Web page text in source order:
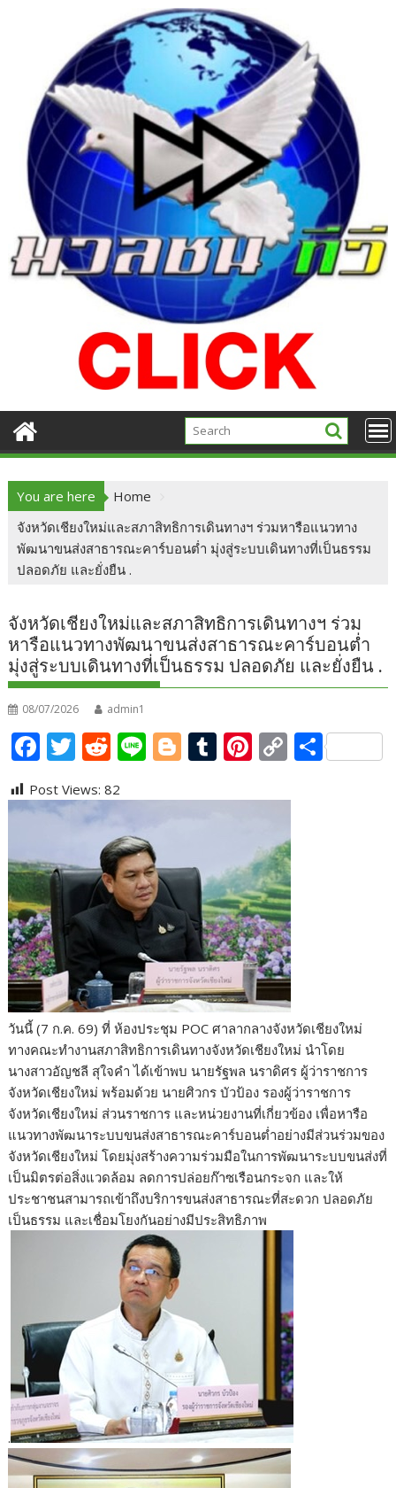
You are here
Home
จังหวัดเชียงใหม่และสภาสิทธิการเดินทางฯ ร่วมหารือแนวทาง
พัฒนาขนส่งสาธารณะคาร์บอนต่ำ มุ่งสู่ระบบเดินทางที่เป็นธรรม
ปลอดภัย และยั่งยืน .
จังหวัดเชียงใหม่และสภาสิทธิการเดินทางฯ ร่วม
หารือแนวทางพัฒนาขนส่งสาธารณะคาร์บอนต่ำ
มุ่งสู่ระบบเดินทางที่เป็นธรรม ปลอดภัย และยั่งยืน .
08/07/2026 admin1
F
e
o
o
k
T
itt
er
R
d
di
t
Li
e
Bl
g
er
T
m
Pi
er
st
C
p
y
Li
n
k
S
Post Views: 82
วันนี้ (7 ก.ค. 69) ที่ ห้องประชุม POC ศาลากลางจังหวัดเชียงใหม่
ทางคณะทำงานสภาสิทธิการเดินทางจังหวัดเชียงใหม่ นำโดย
นางสาวอัญชลี สุใจคำ ได้เข้าพบ นายรัฐพล นราดิศร ผู้ว่าราชการ
จังหวัดเชียงใหม่ พร้อมด้วย นายศิวกร บัวป้อง รองผู้ว่าราชการ
จังหวัดเชียงใหม่ ส่วนราชการ และหน่วยงานที่เกี่ยวข้อง เพื่อหารือ
แนวทางพัฒนาระบบขนส่งสาธารณะคาร์บอนต่ำอย่างมีส่วนร่วมของ
จังหวัดเชียงใหม่ โดยมุ่งสร้างความร่วมมือในการพัฒนาระบบขนส่งที่
เป็นมิตรต่อสิ่งแวดล้อม ลดการปล่อยก๊าซเรือนกระจก และให้
ประชาชนสามารถเข้าถึงบริการขนส่งสาธารณะที่สะดวก ปลอดภัย
เป็นธรรม และเชื่อมโยงกันอย่างมีประสิทธิภาพ
.